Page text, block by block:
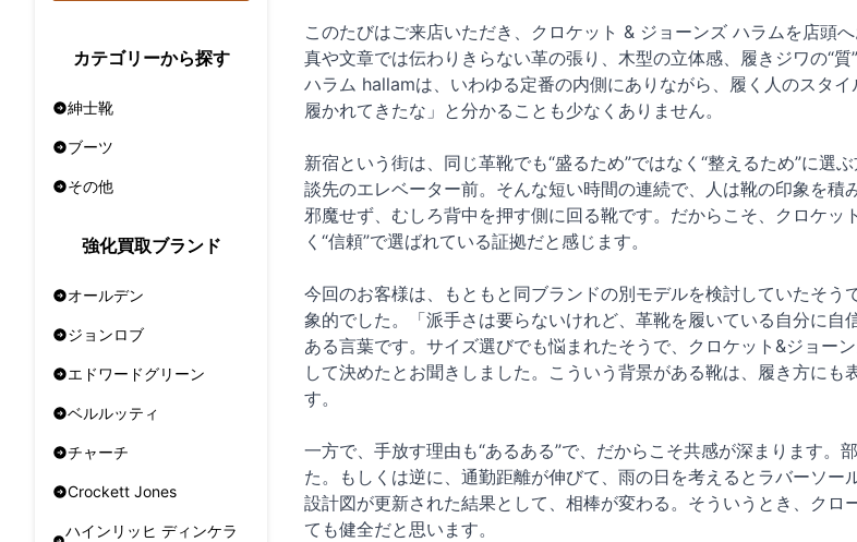
カテゴリーから探す
紳士靴
ブーツ
その他
強化買取ブランド
オールデン
ジョンロブ
エドワードグリーン
ベルルッティ
チャーチ
Crockett Jones
ハインリッヒ ディンケラ
このたびはご来店いただき、クロケット & ジョーンズ ハラムを店頭
真や文章では伝わりきらない革の張り、木型の立体感、履きジワの“
ハラム hallamは、いわゆる定番の内側にありながら、履く人のスタ
履かれてきたな」と分かることも少なくありません。
新宿という街は、同じ革靴でも“盛るため”ではなく“整えるため”に
談先のエレベーター前。そんな短い時間の連続で、人は靴の印象を
邪魔せず、むしろ背中を押す側に回る靴です。だからこそ、クロケ
く“信頼”で選ばれている証拠だと感じます。
今回のお客様は、もともと同ブランドの別モデルを検討していたそ
象的でした。「派手さは要らないけれど、革靴を履いている自分に
ある言葉です。サイズ選びでも悩まれたそうで、クロケット&ジョー
して決めたとお聞きしました。こういう背景がある靴は、履き方に
す。
一方で、手放す理由も“あるある”で、だからこそ共感が深まります
た。もしくは逆に、通勤距離が伸びて、雨の日を考えるとラバーソ
設計図が更新された結果として、相棒が変わる。そういうとき、ク
ても健全だと思います。